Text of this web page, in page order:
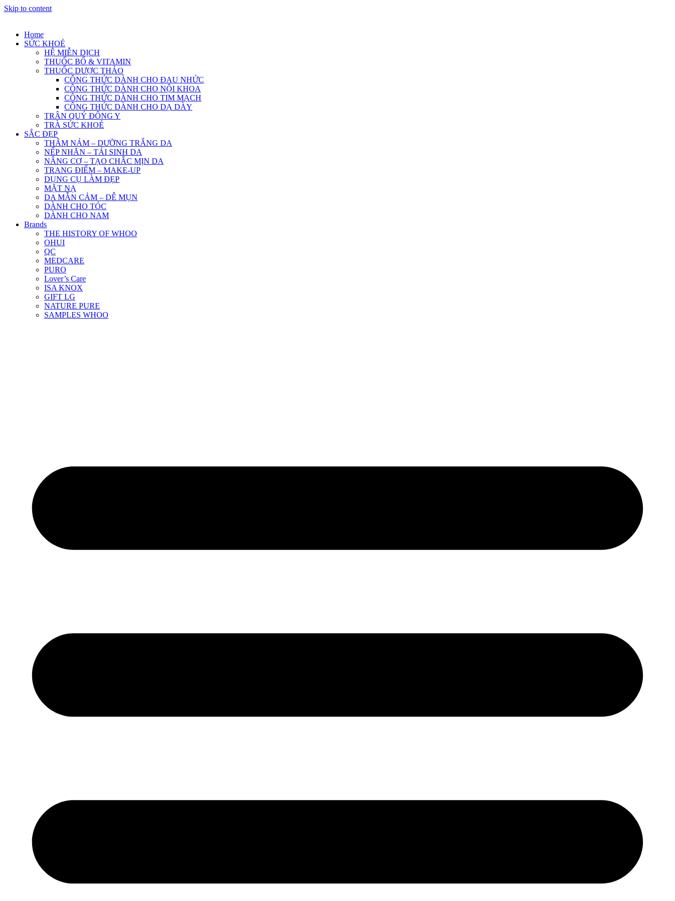
Skip to content
Home
SỨC KHOẺ
HỆ MIỄN DỊCH
THUỐC BỔ & VITAMIN
THUỐC DƯỢC THẢO
CÔNG THỨC DÀNH CHO ĐAU NHỨC
CÔNG THỨC DÀNH CHO NỘI KHOA
CÔNG THỨC DÀNH CHO TIM MẠCH
CÔNG THỨC DÀNH CHO DẠ DÀY
TRÂN QUÝ ĐÔNG Y
TRÀ SỨC KHOẺ
SẮC ĐẸP
THÂM NÁM – DƯỠNG TRẮNG DA
NẾP NHĂN – TÁI SINH DA
NÂNG CƠ – TẠO CHẮC MỊN DA
TRANG ĐIỂM – MAKE-UP
DỤNG CỤ LÀM ĐẸP
MẶT NẠ
DA MẪN CẢM – DỄ MỤN
DÀNH CHO TÓC
DÀNH CHO NAM
Brands
THE HISTORY OF WHOO
OHUI
QC
MEDCARE
PURO
Lover’s Care
ISA KNOX
GIFT LG
NATURE PURE
SAMPLES WHOO